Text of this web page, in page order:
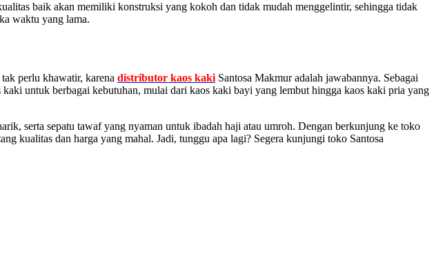
baik akan memiliki konstruksi yang kokoh dan tidak mudah menggelintir, sehingga tidak
waktu yang lama.
perlu khawatir, karena distributor kaos kaki Santosa Makmur adalah jawabannya. Sebagai
untuk berbagai kebutuhan, mulai dari kaos kaki bayi yang lembut hingga kaos kaki pria yang
serta sepatu tawaf yang nyaman untuk ibadah haji atau umroh. Dengan berkunjung ke toko
kualitas dan harga yang mahal. Jadi, tunggu apa lagi? Segera kunjungi toko Santosa